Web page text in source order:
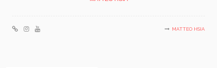
MATTEO HSIA